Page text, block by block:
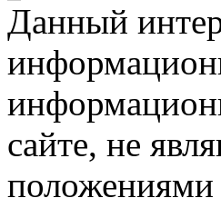
Данный
сайте, не
положениями